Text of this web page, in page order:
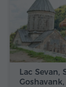
Lac Sevan,